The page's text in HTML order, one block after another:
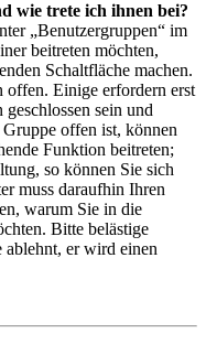
wie trete ich ihnen bei?
„Benutzergruppen“ im
beitreten möchten,
Schaltfläche machen.
Einige erfordern erst
sein und
offen ist, können
Funktion beitreten;
so können Sie sich
muss daraufhin Ihren
warum Sie in die
Bitte belästige
ablehnt, er wird einen